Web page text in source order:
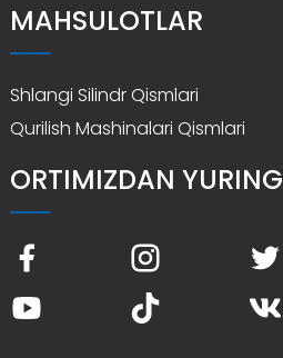
MAHSULOTLAR
Shlangi Silindr Qismlari
Qurilish Mashinalari Qismlari
ORTIMIZDAN YURING